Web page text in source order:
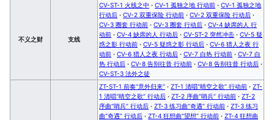
不义之财 支线
CV-ST-1 火线之中 · CV-1 孤独之地 行动前 · CV-1 孤独之地
行动后 · CV-2 双重保险 行动前 · CV-2 双重保险 行动后 ·
CV-3 圈套 行动前 · CV-3 圈套 行动后 · CV-4 缺席的人 行
动前 · CV-4 缺席的人 行动后 · CV-ST-2 突然冲击 · CV-5 疑
惑之影 行动前 · CV-5 疑惑之影 行动后 · CV-6 猎人之夜 行
动前 · CV-6 猎人之夜 行动后 · CV-7 白热 行动前 · CV-7 白
热 行动后 · CV-8 告别往昔 行动前 · CV-8 告别往昔 行动后 ·
CV-ST-3 法外之徒
ZT-ST-1 前奏“意外归来” · ZT-1 清唱“晴空之歌” 行动前 · ZT-
1 清唱“晴空之歌” 行动后 · ZT-2 序曲“哨兵” 行动前 · ZT-2
序曲“哨兵” 行动后 · ZT-3 练习曲“奇遇” 行动前 · ZT-3 练习
曲“奇遇” 行动后 · ZT-4 狂想曲“望想” 行动前 · ZT-4 狂想曲